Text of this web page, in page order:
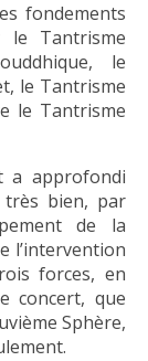
fondements
le Tantrisme
le
le Tantrisme
le Tantrisme
a approfondi
très bien, par
de la
l’intervention
forces, en
concert, que
Sphère,